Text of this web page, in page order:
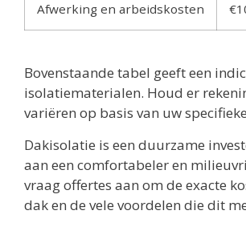
Afwerking en arbeidskosten
Bovenstaande tabel geeft een
isolatiematerialen. Houd er
variëren op basis van uw
Dakisolatie is een duurzame
aan een comfortabeler en
vraag offertes aan om de exacte
dak en de vele voordelen die dit